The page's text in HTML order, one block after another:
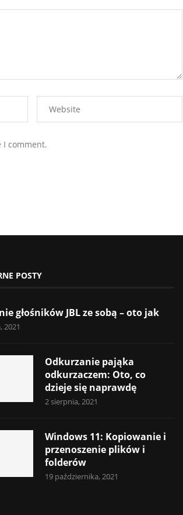
I comment.
POSTY
głośników JBL ze sobą – oto jak
2021
Odkurzanie pająka
odkurzaczem: Oto, co
dzieje się naprawdę
2 sierpnia, 2021
Windows 11: Kopiowanie i
przenoszenie plików i
folderów
19 października, 2021